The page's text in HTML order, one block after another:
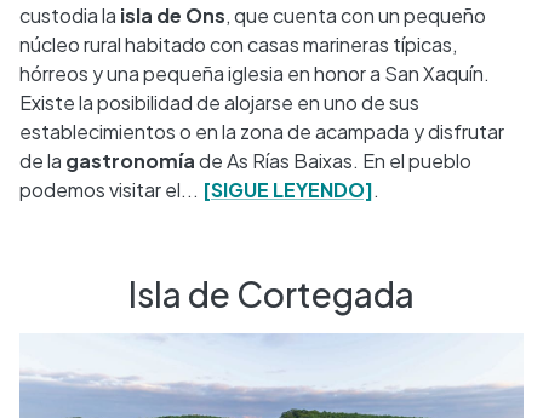
custodia la isla de Ons, que cuenta con un pequeño
núcleo rural habitado con casas marineras típicas,
hórreos y una pequeña iglesia en honor a San Xaquín.
Existe la posibilidad de alojarse en uno de sus
establecimientos o en la zona de acampada y disfrutar
de la gastronomíade As Rías Baixas. En el pueblo
podemos visitar el... [SIGUE LEYENDO].
Isla de Cortegada